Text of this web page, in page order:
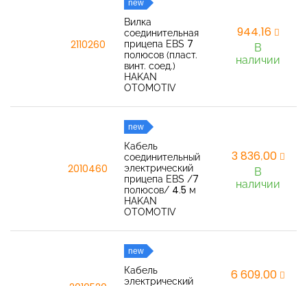
2110260
new
Вилка
соединительная
прицепа EBS 7
полюсов (пласт.
винт. соед.)
HAKAN
OTOMOTIV
944,16
В
наличии
2010460
new
Кабель
соединительный
электрический
прицепа EBS /7
полюсов/ 4.5 м
HAKAN
OTOMOTIV
3 836,00
В
наличии
new
Кабель
электрический
6 609,00